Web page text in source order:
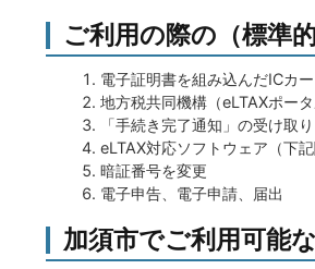
ご利用の際の（標準
電子証明書を組み込んだICカ
地方税共同機構（eLTAXポー
「手続き完了通知」の受け取り
eLTAX対応ソフトウェア（下
暗証番号を変更
電子申告、電子申請、届出
加須市でご利用可能